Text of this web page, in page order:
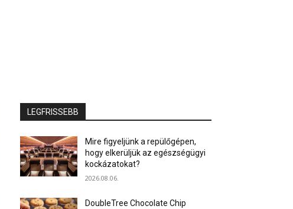
LEGFRISSEBB
Mire figyeljünk a repülőgépen,
hogy elkerüljük az egészségügyi
kockázatokat?
2026.08.06.
DoubleTree Chocolate Chip